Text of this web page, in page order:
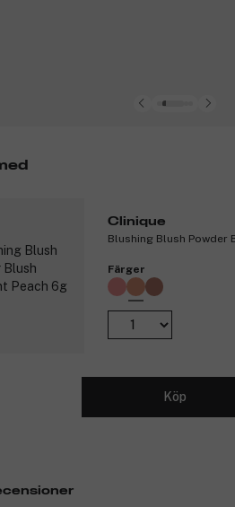
Clinique
Blushing Blush Powder
Färger
Köp